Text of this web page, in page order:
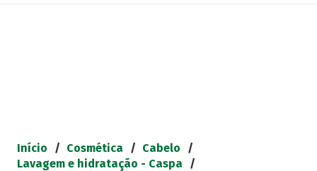
Início / Cosmética / Cabelo
/
Lavagem e hidratação - Caspa
/